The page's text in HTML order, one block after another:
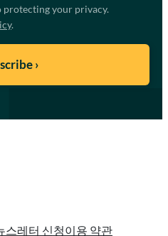
your privacy.
.
스레터 신청이용 약관